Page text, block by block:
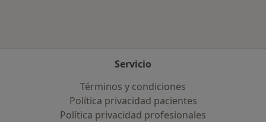
Servicio
Términos y condiciones
Política privacidad pacientes
Política privacidad profesionales